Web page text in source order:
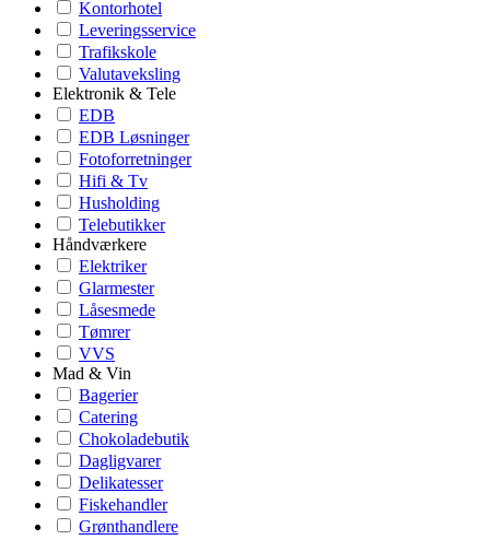
Kontorhotel
Leveringsservice
Trafikskole
Valutaveksling
Elektronik & Tele
EDB
EDB Løsninger
Fotoforretninger
Hifi & Tv
Husholding
Telebutikker
Håndværkere
Elektriker
Glarmester
Låsesmede
Tømrer
VVS
Mad & Vin
Bagerier
Catering
Chokoladebutik
Dagligvarer
Delikatesser
Fiskehandler
Grønthandlere